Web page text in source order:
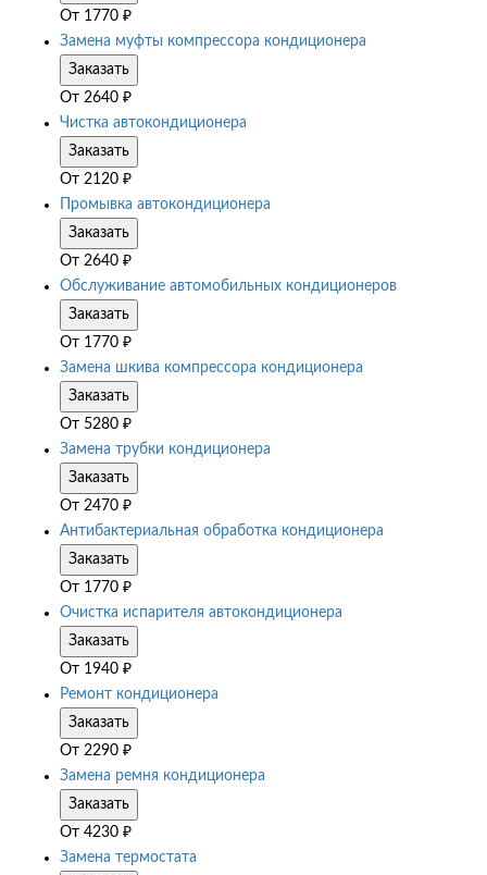
От 1770 ₽
Замена муфты компрессора кондиционера
Заказать
От 2640 ₽
Чистка автокондиционера
Заказать
От 2120 ₽
Промывка автокондиционера
Заказать
От 2640 ₽
Обслуживание автомобильных кондиционеров
Заказать
От 1770 ₽
Замена шкива компрессора кондиционера
Заказать
От 5280 ₽
Замена трубки кондиционера
Заказать
От 2470 ₽
Антибактериальная обработка кондиционера
Заказать
От 1770 ₽
Очистка испарителя автокондиционера
Заказать
От 1940 ₽
Ремонт кондиционера
Заказать
От 2290 ₽
Замена ремня кондиционера
Заказать
От 4230 ₽
Замена термостата